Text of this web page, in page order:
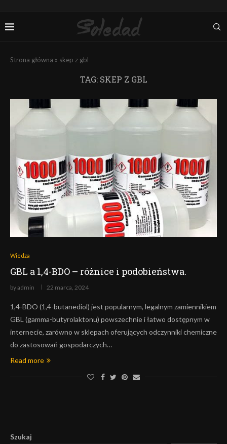
Strona główna » skep z gbl
TAG: SKEP Z GBL
Wiedza
GBL a 1,4-BDO – różnice i podobieństwa.
byadmin 22 marca, 2024
1,4-BDO (1,4-butanediol) jest popularnym, legalnym zamiennikiem
GBL (gamma-butyrolaktonu) powszechnie i łatwo dostępnym w
internecie, zarówno w sklepach oferujących odczynniki chemiczne
do zastosowań gospodarczych…
Read more
Szukaj